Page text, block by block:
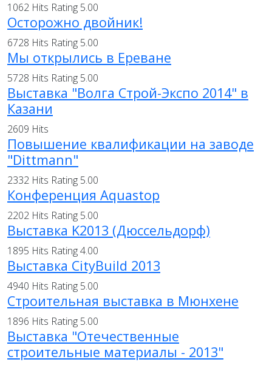
1062 Hits Rating 5.00
Осторожно двойник!
6728 Hits Rating 5.00
Мы открылись в Ереване
5728 Hits Rating 5.00
Выставка "Волга Строй-Экспо 2014" в
Казани
2609 Hits
Повышение квалификации на заводе
"Dittmann"
2332 Hits Rating 5.00
Конференция Aquastop
2202 Hits Rating 5.00
Выставка K2013 (Дюссельдорф)
1895 Hits Rating 4.00
Выставка CityBuild 2013
4940 Hits Rating 5.00
Строительная выставка в Мюнхене
1896 Hits Rating 5.00
Выставка "Отечественные
строительные материалы - 2013"